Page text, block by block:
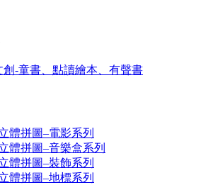
-童書、點讀繪本、有聲書
體拼圖–電影系列
體拼圖–音樂盒系列
體拼圖–裝飾系列
體拼圖–地標系列